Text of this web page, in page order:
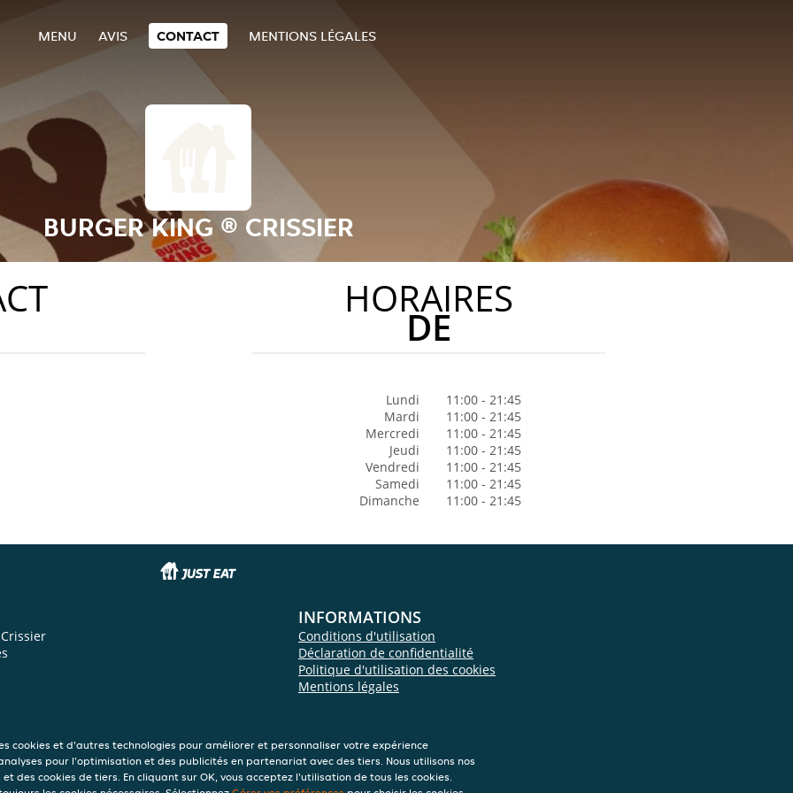
MENU AVIS CONTACT MENTIONS LÉGALES
BURGER KING ® CRISSIER
HORAIRES
DE
Lundi
11:00 - 21:45
Mardi
11:00 - 21:45
Mercredi
11:00 - 21:45
Jeudi
11:00 - 21:45
Vendredi
11:00 - 21:45
Samedi
11:00 - 21:45
Dimanche
11:00 - 21:45
INFORMATIONS
Conditions d'utilisation
Déclaration de confidentialité
Politique d'utilisation des cookies
Mentions légales
cookies et d'autres technologies pour améliorer et personnaliser votre expérience
pour l'optimisation et des publicités en partenariat avec des tiers. Nous utilisons nos
des cookies de tiers. En cliquant sur OK, vous acceptez l'utilisation de tous les cookies.